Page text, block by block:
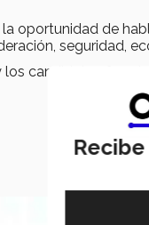
oportunidad de
seguridad,
candidatos fue